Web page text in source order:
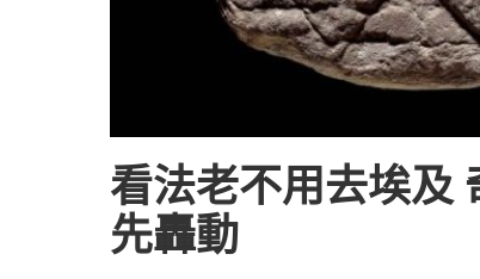
看法老不用去埃及
先轟動